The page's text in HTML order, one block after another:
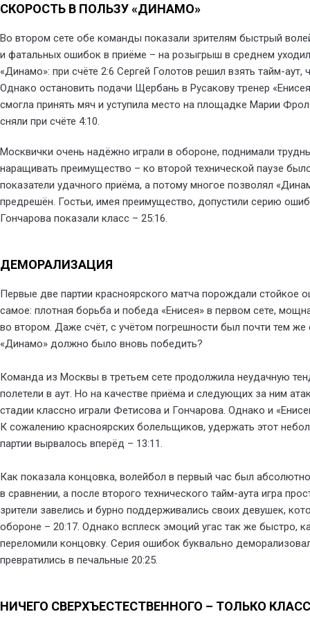
СКОРОСТЬ В ПОЛЬЗУ «ДИНАМО»
Во втором сете обе команды показали зрителям быстрый
и фатальных ошибок в приёме – на розыгрыш в среднем
«Динамо»: при счёте 2:6 Сергей Голотов решил взять тайм-
Однако остановить подачи Щербань в Русакову тренер
смогла принять мяч и уступила место на площадке Марии
сняли при счёте 4:10.
Москвички очень надёжно играли в обороне, поднимали
наращивать преимущество – ко второй технической паузе
показатели удачного приёма, а потому многое позволял
предрешён. Гостьи, имея преимущество, допустили серию
Гончарова показали класс – 25:16.
ДЕМОРАЛИЗАЦИЯ
Первые две партии красноярского матча порождали
самое: плотная борьба и победа «Енисея» в первом сете,
во втором. Даже счёт, с учётом погрешности был почти тем же
«Динамо» должно было вновь победить?
Команда из Москвы в третьем сете продолжила неудачную
полетели в аут. Но на качестве приёма и следующих за ним
стадии классно играли Фетисова и Гончарова. Однако и
К сожалению красноярских болельщиков, удержать этот
партии вырвалось вперёд – 13:11.
Как показала концовка, волейбол в первый час был
в сравнении, а после второго технического тайм-аута игра
зрители завелись и бурно поддерживались своих девушек,
обороне – 20:17. Однако всплеск эмоций угас так же быстро,
переломили концовку. Серия ошибок буквально
превратились в печальные 20:25.
НИЧЕГО СВЕРХЪЕСТЕСТВЕННОГО – ТОЛЬКО КЛАСС